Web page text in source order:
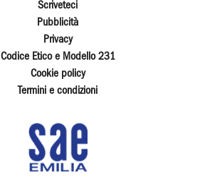
Scriveteci
Pubblicità
Privacy
Codice Etico e Modello 231
Cookie policy
Termini e condizioni